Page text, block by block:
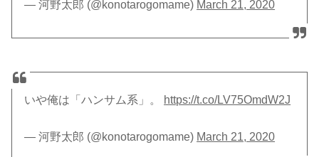
— 河野太郎 (@konotarogomame) March 21, 2020
いや俺は「ハンサム系」。 https://t.co/LV75OmdW2J
— 河野太郎 (@konotarogomame) March 21, 2020